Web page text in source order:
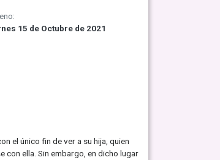
15 de Octubre de 2021
el único fin de ver a su hija, quien
con ella. Sin embargo, en dicho lugar